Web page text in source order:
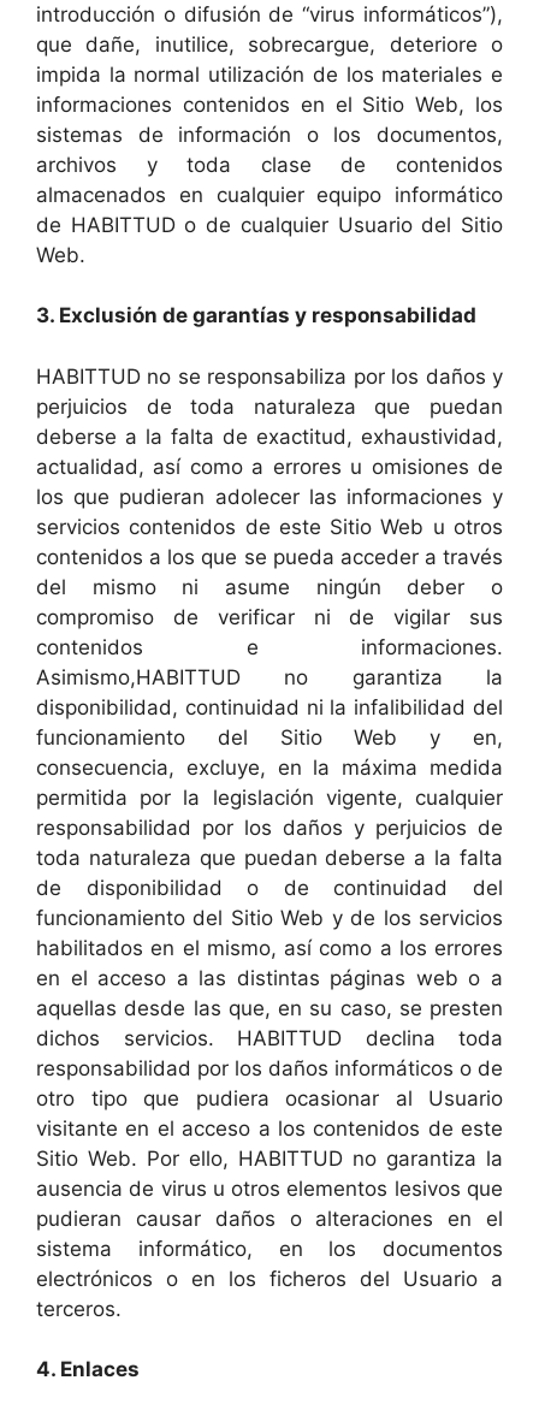
introducción o difusión de “virus informáticos”),
que dañe, inutilice, sobrecargue, deteriore o
impida la normal utilización de los materiales e
informaciones contenidos en el Sitio Web, los
sistemas de información o los documentos,
archivos y toda clase de contenidos
almacenados en cualquier equipo informático
de HABITTUD o de cualquier Usuario del Sitio
Web.
3. Exclusión de garantías y responsabilidad
HABITTUD no se responsabiliza por los daños y
perjuicios de toda naturaleza que puedan
deberse a la falta de exactitud, exhaustividad,
actualidad, así como a errores u omisiones de
los que pudieran adolecer las informaciones y
servicios contenidos de este Sitio Web u otros
contenidos a los que se pueda acceder a través
del mismo ni asume ningún deber o
compromiso de verificar ni de vigilar sus
contenidos e informaciones.
Asimismo,HABITTUD no garantiza la
disponibilidad, continuidad ni la infalibilidad del
funcionamiento del Sitio Web y en,
consecuencia, excluye, en la máxima medida
permitida por la legislación vigente, cualquier
responsabilidad por los daños y perjuicios de
toda naturaleza que puedan deberse a la falta
de disponibilidad o de continuidad del
funcionamiento del Sitio Web y de los servicios
habilitados en el mismo, así como a los errores
en el acceso a las distintas páginas web o a
aquellas desde las que, en su caso, se presten
dichos servicios. HABITTUD declina toda
responsabilidad por los daños informáticos o de
otro tipo que pudiera ocasionar al Usuario
visitante en el acceso a los contenidos de este
Sitio Web. Por ello, HABITTUD no garantiza la
ausencia de virus u otros elementos lesivos que
pudieran causar daños o alteraciones en el
sistema informático, en los documentos
electrónicos o en los ficheros del Usuario a
terceros.
4. Enlaces